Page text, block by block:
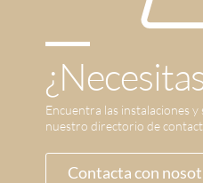
Encuentra las instalaciones
nuestro directorio de
Contacta con